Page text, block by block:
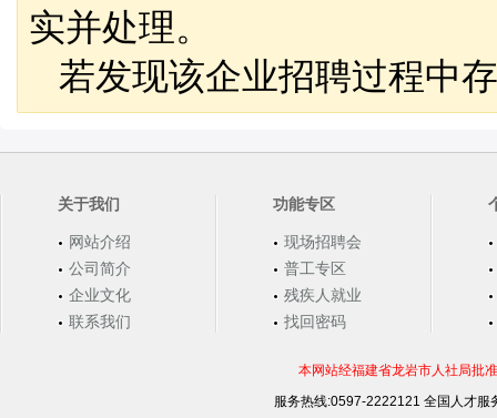
实并处理。
若发现该企业招聘过程中
关于我们
网站介绍
公司简介
企业文化
联系我们
功能专区
现场招聘会
普工专区
残疾人就业
找回密码
本网站经福建省龙岩市人社局批
服务热线:0597-2222121 全国人才